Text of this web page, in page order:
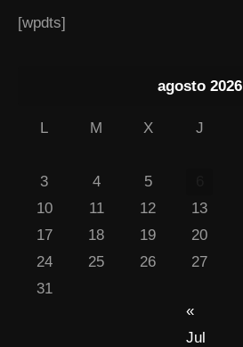
[wpdts]
agosto 2026
L M X J
3
4 5
10
11 12 13
17
18 19 20
24
25 26 27
31
«
Jul